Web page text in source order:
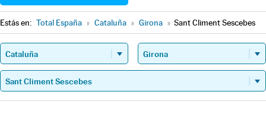
Estás en: Total España » Cataluña » Girona » Sant Climent Sescebes